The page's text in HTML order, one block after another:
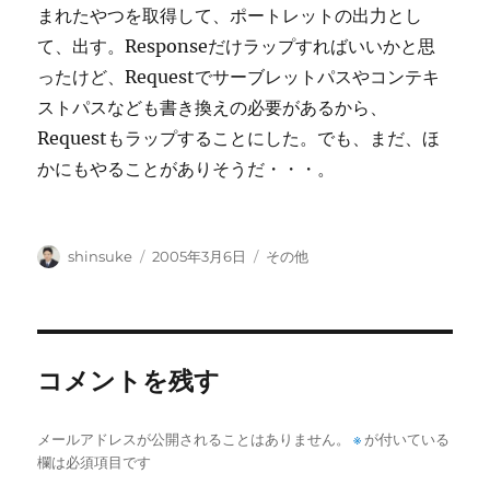
まれたやつを取得して、ポートレットの出力とし
て、出す。Responseだけラップすればいいかと思
ったけど、Requestでサーブレットパスやコンテキ
ストパスなども書き換えの必要があるから、
Requestもラップすることにした。でも、まだ、ほ
かにもやることがありそうだ・・・。
投
shinsuke
投
2005年3月6日
カ
その他
コメントを残す
メールアドレスが公開されることはありません。 ※が付いている
欄は必須項目です